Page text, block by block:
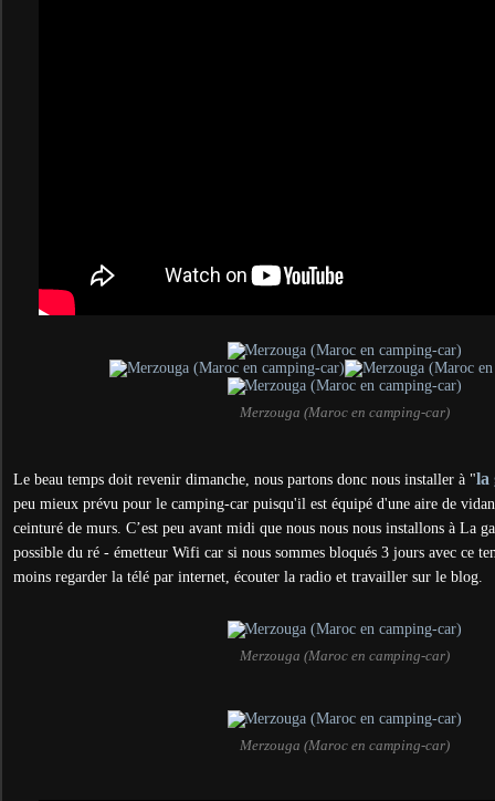
Merzouga (Maroc en camping-car)
Le beau temps doit revenir dimanche, nous partons donc nous installer à "la
peu mieux prévu pour le camping-car puisqu'il est équipé d'une aire de
ceinturé de murs. C’est peu avant midi que nous nous nous installons à La
possible du ré - émetteur Wifi car si nous sommes bloqués 3 jours avec ce
moins regarder la télé par internet, écouter la radio et travailler sur le blog.
Merzouga (Maroc en camping-car)
Merzouga (Maroc en camping-car)